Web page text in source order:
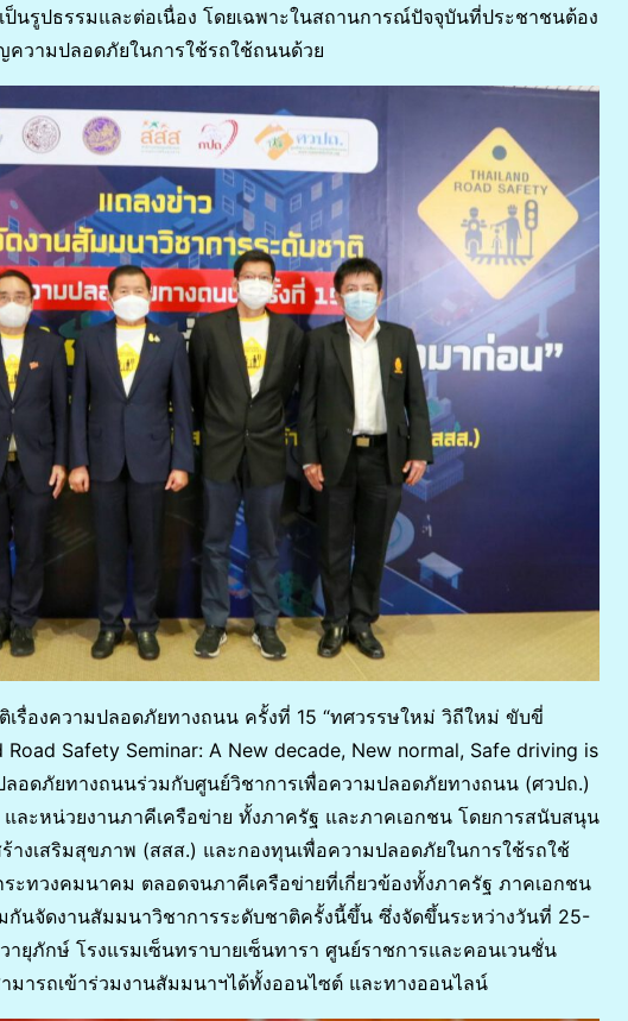
นรูปธรรมและต่อเนื่อง โดยเฉพาะในสถานการณ์ปัจจุบันที่ประชาชนต้อง
วามปลอดภัยในการใช้รถใช้ถนนด้วย
รื่องความปลอดภัยทางถนน ครั้งที่ 15 “ทศวรรษใหม่ วิถีใหม่ ขับขี่
Safety Seminar: A New decade, New normal, Safe driving is
อดภัยทางถนนร่วมกับศูนย์วิชาการเพื่อความปลอดภัยทางถนน (ศวปถ.)
ะหน่วยงานภาคีเครือข่าย ทั้งภาครัฐ และภาคเอกชน โดยการสนับสนุน
งเสริมสุขภาพ (สสส.) และกองทุนเพื่อความปลอดภัยในการใช้รถใช้
ะทวงคมนาคม ตลอดจนภาคีเครือข่ายที่เกี่ยวข้องทั้งภาครัฐ ภาคเอกชน
นจัดงานสัมมนาวิชาการระดับชาติครั้งนี้ขึ้น ซึ่งจัดขึ้นระหว่างวันที่ 25-
ยุภักษ์ โรงแรมเซ็นทราบายเซ็นทารา ศูนย์ราชการและคอนเวนชั่น
มารถเข้าร่วมงานสัมมนาฯได้ทั้งออนไซต์ และทางออนไลน์